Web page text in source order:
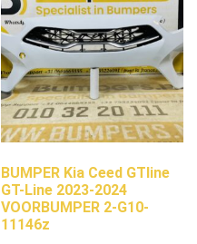
BUMPER Kia Ceed GTline
GT-Line 2023-2024
VOORBUMPER 2-G10-
11146z